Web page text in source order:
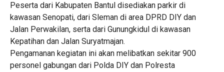
Peserta dari Kabupaten Bantul disediakan parkir di
kawasan Senopati, dari Sleman di area DPRD DIY dan
Jalan Perwakilan, serta dari Gunungkidul di kawasan
Kepatihan dan Jalan Suryatmajan.
Pengamanan kegiatan ini akan melibatkan sekitar 900
personel gabungan dari Polda DIY dan Polresta